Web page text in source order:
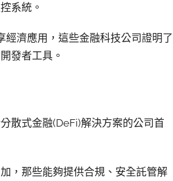
系統。
濟應用，這些金融科技公司證明了
發者工具。
散式金融(DeFi)解決方案的公司首
，那些能夠提供合規、安全託管解